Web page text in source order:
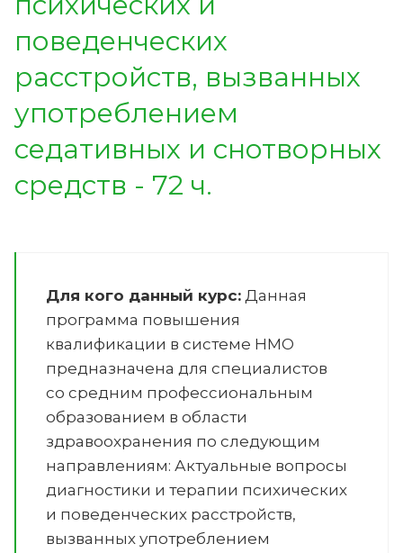
поведенческих
расстройств, вызванных
употреблением
седативных и снотворных
средств - 72 ч.
Для кого данный курс: Данная
программа повышения
квалификации в системе НМО
предназначена для специалистов
со средним профессиональным
образованием в области
здравоохранения по следующим
направлениям: Актуальные вопросы
диагностики и терапии психических
и поведенческих расстройств,
вызванных употреблением